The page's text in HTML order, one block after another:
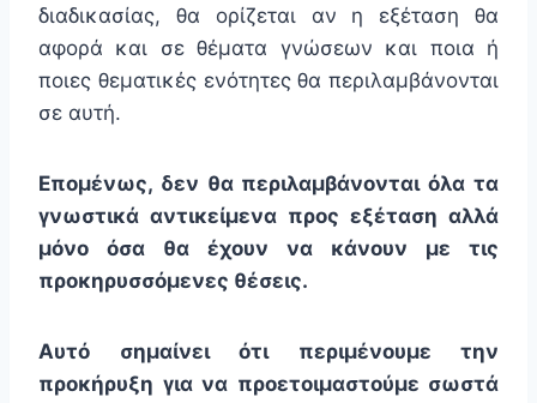
διαδικασίας, θα ορίζεται αν η εξέταση θα
αφορά και σε θέματα γνώσεων και ποια ή
ποιες θεματικές ενότητες θα περιλαμβάνονται
σε αυτή.
Επομένως, δεν θα περιλαμβάνονται όλα τα
γνωστικά αντικείμενα προς εξέταση αλλά
μόνο όσα θα έχουν να κάνουν με τις
προκηρυσσόμενες θέσεις.
Αυτό σημαίνει ότι περιμένουμε την
προκήρυξη για να προετοιμαστούμε σωστά